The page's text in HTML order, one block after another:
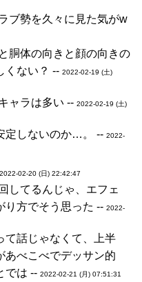
ブ勢を久々に見た気がw
胴体の向きと顔の向きの
くない？ -- 2022-02-19 (土)
ャラは多い -- 2022-02-19 (土)
定しないのか…。 -- 2022-
2022-02-20 (日) 22:42:47
してるんじゃ、エフェ
り方でそう思った -- 2022-
て話じゃなくて、上半
あべこべでデッサン的
では -- 2022-02-21 (月) 07:51:31